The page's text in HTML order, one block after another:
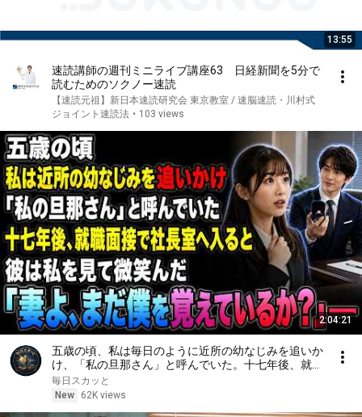
13:55
速読講師の週刊ミニライブ講座63 日経新聞を5分で
読むためのソクノー速読
【速読元祖】新日本速読研究会 東京教室 / 速脳速読・川村式
ジョイント速読法 • 103 views
2:04:21
五歳の頃、私は毎日のように近所の幼なじみを追いか
け、「私の旦那さん」と呼んでいた。十七年後、就職
面接で社長室へ入ると、彼は私を見て微笑んだ。「妻
よ、まだ僕を覚えているか？」――
毎日スカッと
New
62K views